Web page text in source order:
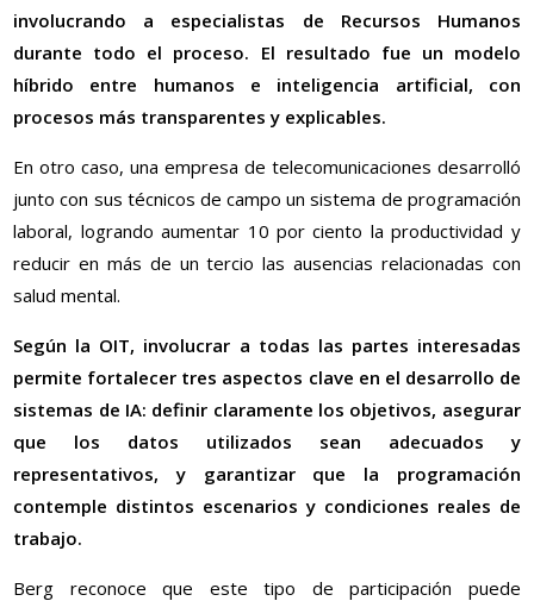
involucrando a especialistas de Recursos Humanos
durante todo el proceso. El resultado fue un modelo
híbrido entre humanos e inteligencia artificial, con
procesos más transparentes y explicables.
En otro caso, una empresa de telecomunicaciones desarrolló
junto con sus técnicos de campo un sistema de programación
laboral, logrando aumentar 10 por ciento la productividad y
reducir en más de un tercio las ausencias relacionadas con
salud mental.
Según la OIT, involucrar a todas las partes interesadas
permite fortalecer tres aspectos clave en el desarrollo de
sistemas de IA: definir claramente los objetivos, asegurar
que los datos utilizados sean adecuados y
representativos, y garantizar que la programación
contemple distintos escenarios y condiciones reales de
trabajo.
Berg reconoce que este tipo de participación puede